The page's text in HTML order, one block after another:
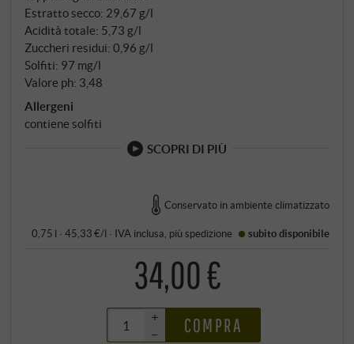
Estratto secco: 29,67 g/l
Acidità totale: 5,73 g/l
Zuccheri residui: 0,96 g/l
Solfiti: 97 mg/l
Valore ph: 3,48
Allergeni
contiene solfiti
SCOPRI DI PIÙ
Conservato in ambiente climatizzato
0,75 l · 45,33 €/l · IVA inclusa , piùspedizione subito disponibile
34,00 €
+
–
COMPRA